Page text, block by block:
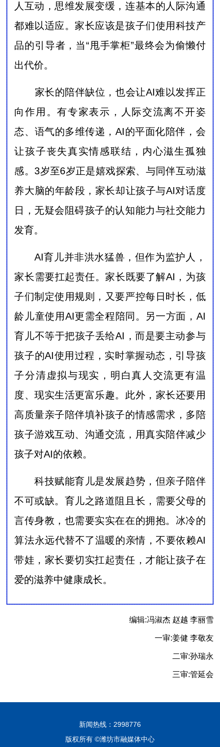
人互动，思维发展变缓，连基本的人际沟通
都难以适应。家长应该是孩子们使用科技产
品的引导者，当“甩手掌柜”最终会为偷懒付
出代价。
家长的陪伴缺位，也会让AI难以发挥正
向作用。有专家表示，人际交流离不开姿
态、语气的多维传递，AI的平面化陪伴，会
让孩子丧失真实情感联结，内心滋生孤独
感。3岁至6岁正是嬉戏探索、与同伴互动滋
养大脑的年龄段，家长却让孩子与AI对话度
日，无疑会阻碍孩子的认知能力与社交能力
发育。
AI育儿并非洪水猛兽，但作为监护人，
家长需要扛起责任。家长既要了解AI，为孩
子们制定使用规则，又要严控每日时长，低
龄儿童使用AI更需全程陪同。另一方面，AI
育儿不等于把孩子丢给AI，而是要主动参与
孩子的AI使用过程，实时掌握动态，引导孩
子分清虚拟与现实，明白真人交流更有温
度、现实生活更富乐趣。此外，家长还要用
高质量亲子陪伴填补孩子的情感需求，多陪
孩子游戏互动、沟通交流，用真实陪伴减少
孩子对AI的依赖。
科技赋能育儿是发展趋势，但亲子陪伴
不可或缺。育儿之路道阻且长，需要父母的
言传身教，也需要实实在在的拥抱。冰冷的
算法永远代替不了温暖的亲情，不要依赖AI
带娃，家长要切实扛起责任，才能让孩子在
爱的滋养中健康成长。
编辑:冯淑杰 赵越 李丽雪
一审:姜健 李敬友
二审:孙瑞永
三审:管延会
新闻热线：2998776
版权所有 ©潍坊市融媒体中心